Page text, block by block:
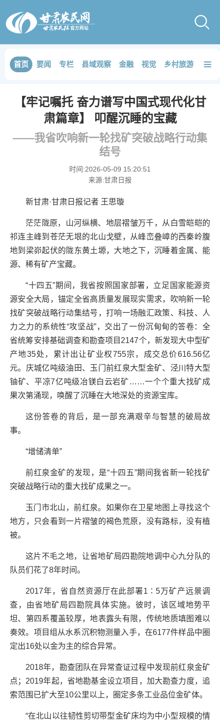
首页 要闻 专栏 县域观察 金融 视觉 乡村旅游 品鉴
≡
【牢记嘱托 奋力谱写中国式现代化甘
肃篇章】 叩醒沉睡的宝藏
——我省吹响新一轮找矿突破战略行动集
结号
时间:2026-05-09 15:20:51
来源:甘肃日报
新甘肃·甘肃日报记者 王思璇
茫茫陇原，山河纵横、地层褶皱万千，从白雪皑皑的
祁连主峰到苍茫无垠的北山戈壁，从峰峦叠嶂的西秦岭腹
地到梁峁起伏的陇东黄土塬，大地之下，沉睡着金属、能
源、稀有矿产宝藏。
“十四五”期间，我省按照国家部署，立足国家能源资
源安全大局，锚定全省高质量发展现实需求，吹响新一轮
找矿突破战略行动集结号，打响一场融汇政策、科技、人
力之力的系统性“攻坚战”，交出了一份沉甸甸的答卷：全
省统筹安排基础调查和勘查项目2147个，新发现大中型矿
产地35处，累计出让矿业权755宗，成交总价616.56亿
元。庆城亿吨级油田、玉门前红泉大型金矿、泾川特大型
铀矿、平凉7亿吨级冶镁白云岩矿……一个个重大找矿成
果次第涌现，唤醒了沉睡在大地深处的资源宝库。
这份答卷的背后，是一部充满艰辛与智慧的破局故
事。
“增储清单”
前红泉金矿的发现，是“十四五”期间我省新一轮找矿
突破战略行动的重大找矿成果之一。
玉门市北山，前红泉。如果你在卫星地图上寻找这个
地方，只会看到一片褶皱的褐色荒原，没有路标，没有植
被。
这片不毛之地，让省地矿局四勘院地调中心九分队的
队员们花了8年时间。
2017年，省自然资源厅在此部署1∶5万矿产远景调
查，由省地矿局四勘院具体实施。彼时，该区域地势平
坦、第四系覆盖较厚，地表露头有限，传统地质填图难以
奏效。项目组从水系沉积物测量入手，在6177件样品中圈
定出16处以金为主的综合异常。
2018年，勘查团队在异常查证过程中发现前红泉金矿
点；2019年起，省地勘基金设立项目，加大勘查力度，追
索范围已扩大至10公里以上，圈定多条工业品位金矿体。
“在北山以往韧性剪切带型金矿床均为中小型规模的情